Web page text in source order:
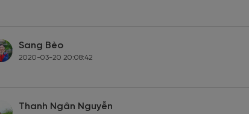
Sang Bèo
2020-03-20 20:08:42
Thanh Ngân Nguyễn